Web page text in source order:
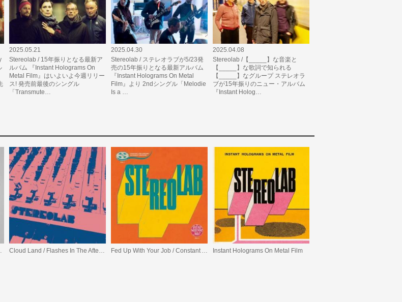
2025.05.21
Stereolab / 15年振りとなる最新ア
ルバム 『Instant Holograms On
Metal Film』はいよいよ今週リリー
ス! 発売前最後のシングル
「Transmute…
2025.04.30
Stereolab / ステレオラブが5/23発
売の15年振りとなる最新アルバム
『Instant Holograms On Metal
Film』より 2ndシングル「Melodie
Is a …
2025.04.08
Stereolab /【_____】な音楽と
【_____】な歌詞で知られる
【_____】なグループ ステレオラ
ブが15年振りのニュー・アルバム
『Instant Holog…
(Pepper) Cloud Land / Flashes In The Afternoon Fed Up With Your Job / Constant And Uniform Movement Unknown Instant Holograms On Metal Film